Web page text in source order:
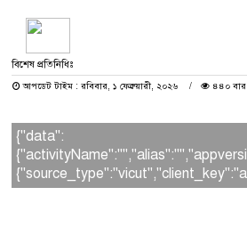
বিশেষ প্রতিনিধিঃ
আপডেট টাইম : রবিবার, ১ ফেব্রুয়ারী, ২০২৬
৪৪০
{"data":